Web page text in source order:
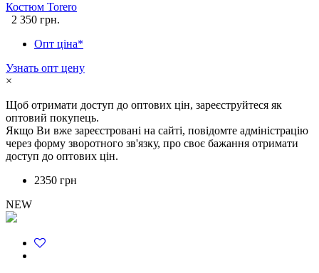
Костюм Torero
2 350 грн.
Опт ціна*
Узнать опт цену
×
Щоб отримати доступ до оптових цін, зареєструйтеся як
оптовий покупець.
Якщо Ви вже зареєстровані на сайті, повідомте адміністрацію
через форму зворотного зв'язку, про своє бажання отримати
доступ до оптових цін.
2350 грн
NEW